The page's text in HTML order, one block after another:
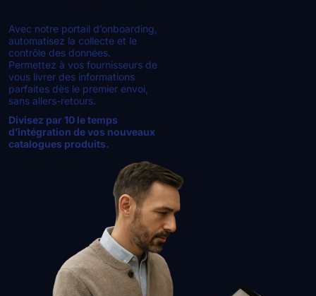
Avec notre portail d’onboarding,
automatisez la collecte et le
contrôle des données.
Permettez à vos fournisseurs de
vous livrer des informations
parfaites dès le premier envoi,
sans allers-retours.
Divisez par 10 le temps
d’intégration de vos nouveaux
catalogues produits.